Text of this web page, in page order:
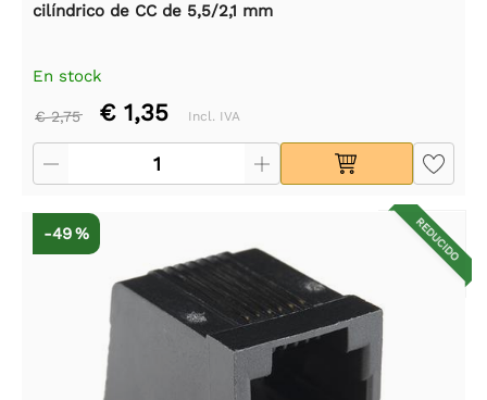
cilíndrico de CC de 5,5/2,1 mm
En stock
€ 2,75 € 1,35 Incl. IVA
REDUCIDO
-49 %